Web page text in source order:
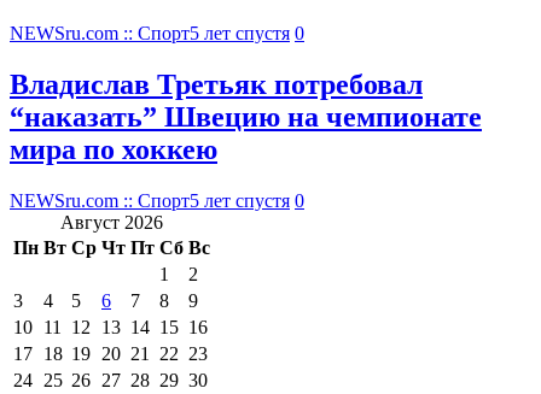
NEWSru.com :: Спорт5 лет спустя 0
Владислав Третьяк потребовал
“наказать” Швецию на чемпионате
мира по хоккею
NEWSru.com :: Спорт5 лет спустя 0
Август 2026
Пн Вт Ср Чт Пт Сб Вс
1
2
3
4 5 6 7 8
9
10 11 12 13 14 15 16
17 18 19 20 21 22 23
24 25 26 27 28 29 30